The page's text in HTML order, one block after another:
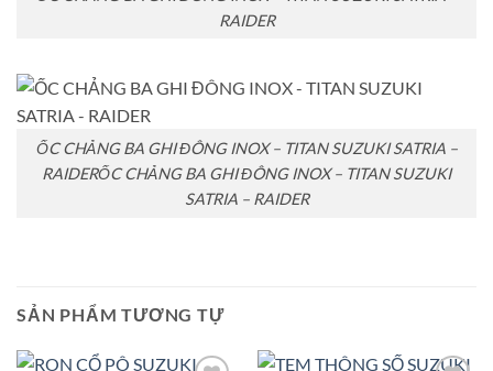
RAIDER
ỐC CHẢNG BA GHI ĐÔNG INOX – TITAN SUZUKI SATRIA –
RAIDERỐC CHẢNG BA GHI ĐÔNG INOX – TITAN SUZUKI
SATRIA – RAIDER
SẢN PHẨM TƯƠNG TỰ